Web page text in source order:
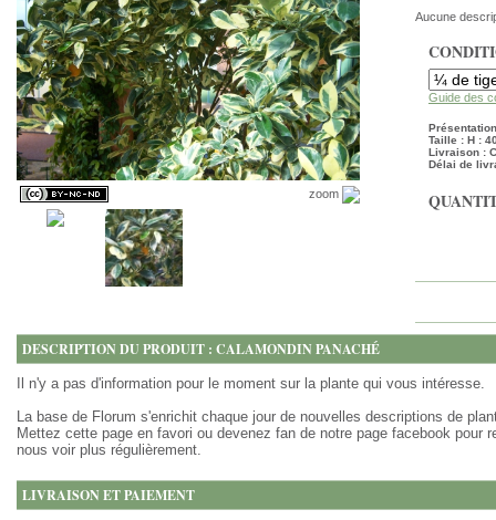
zoom
Aucune
Guide des
Taille : H :
Livraison :
Délai de
DESCRIPTION DU PRODUIT : CALAMONDIN PANACHÉ
Il n'y a pas d'information pour le moment sur la plante qui vous intéresse.
La base de Florum s'enrichit chaque jour de nouvelles descriptions de
Mettez cette page en favori ou devenez fan de notre page facebook pour
nous voir plus régulièrement.
LIVRAISON ET PAIEMENT